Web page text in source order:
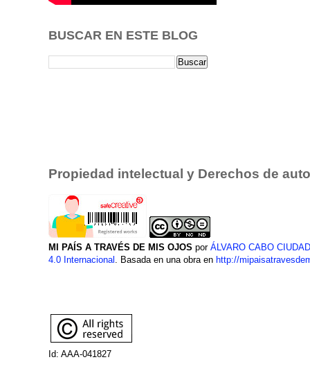
BUSCAR EN ESTE BLOG
Propiedad intelectual y Derechos de
MI PAÍS A TRAVÉS DE MIS OJOS por ÁLVARO CABO CIUDAD
4.0 Internacional . Basada en una obra en http://
Id: AAA-041827